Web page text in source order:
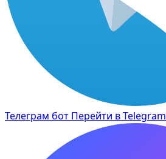
Телеграм бот Перейти в Telegram